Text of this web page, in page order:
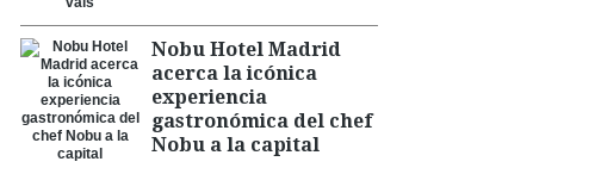
Nobu Hotel Madrid
acerca la icónica
experiencia
gastronómica del chef
Nobu a la capital